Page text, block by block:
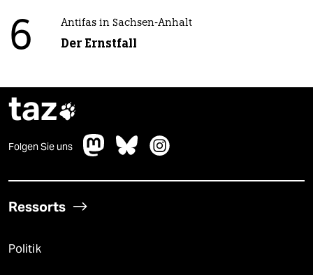
6 Antifas in Sachsen-Anhalt
Der Ernstfall
taz
Folgen Sie uns
Ressorts
Politik